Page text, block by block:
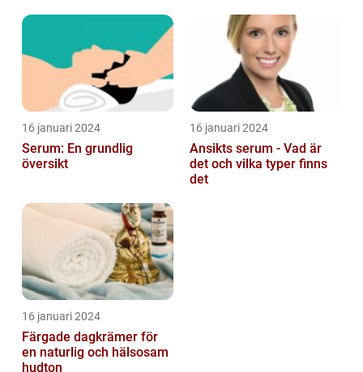
16 januari 2024
Serum: En grundlig
översikt
16 januari 2024
Ansikts serum - Vad är
det och vilka typer finns
det
16 januari 2024
Färgade dagkrämer för
en naturlig och hälsosam
hudton